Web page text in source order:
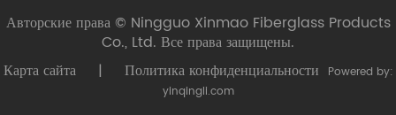
Авторские права © Ningguo Xinmao Fiberglass Products
Co., Ltd. Все права защищены.
Карта сайта| Политика конфиденциальности
Powered by:
yinqingli.com